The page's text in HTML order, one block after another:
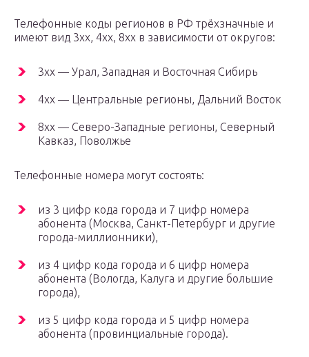
Телефонные коды регионов в РФ трёхзначные и
имеют вид 3xx, 4xx, 8xx в зависимости от округов:
3xx — Урал, Западная и Восточная Сибирь
4xx — Центральные регионы, Дальний Восток
8xx — Северо-Западные регионы, Северный
Кавказ, Поволжье
Телефонные номера могут состоять:
из 3 цифр кода города и 7 цифр номера
абонента (Москва, Санкт-Петербург и другие
города-миллионники),
из 4 цифр кода города и 6 цифр номера
абонента (Вологда, Калуга и другие большие
города),
из 5 цифр кода города и 5 цифр номера
абонента (провинциальные города).